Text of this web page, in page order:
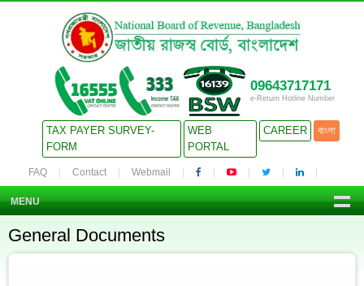
09643717171
e-Return Hotline Number
TAX PAYER SURVEY-
FORM
WEB
PORTAL
CAREER বাংলা
FAQ Contact Webmail
MENU
General Documents